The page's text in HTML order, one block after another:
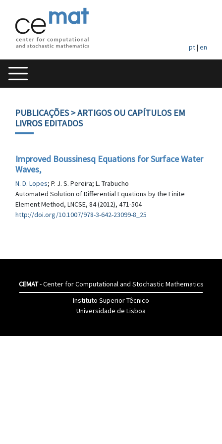
pt| en
PUBLICAÇÕES> ARTIGOS OU CAPÍTULOS EM
LIVROS EDITADOS
Improved Boussinesq Equations for Surface Water
Waves,
N. D. Lopes; P. J. S. Pereira; L. Trabucho
Automated Solution of Differential Equations by the Finite
Element Method, LNCSE, 84 (2012), 471-504
http://doi.org/10.1007/978-3-642-23099-8_25
CEMAT- Center for Computational and Stochastic Mathematics
Instituto Superior Têcnico
Universidade de Lisboa